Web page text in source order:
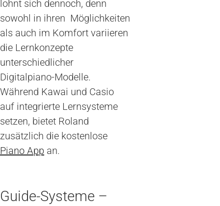
lohnt sich dennoch, denn
sowohl in ihren Möglichkeiten
als auch im Komfort variieren
die Lernkonzepte
unterschiedlicher
Digitalpiano-Modelle.
Während Kawai und Casio
auf integrierte Lernsysteme
setzen, bietet Roland
zusätzlich die kostenlose
Piano App an.
Guide-Systeme –